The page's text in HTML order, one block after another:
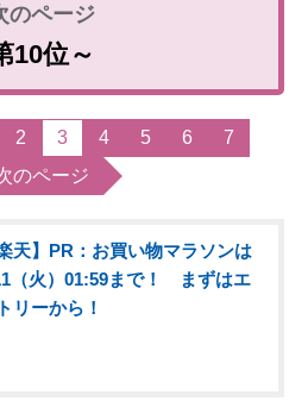
10位～
2 3 4 5 6
7
のページ
楽天】PR：お買い物マラソンは
（火）01:59まで！ まずはエ
リーから！